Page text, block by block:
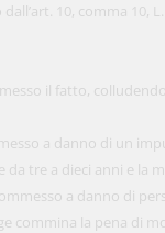
10, comma 10,
il fatto,
a danno di un
da tre a dieci anni e la
a danno di
commina la pena di
570.00€,risparmi il
48,00 € MENSILI